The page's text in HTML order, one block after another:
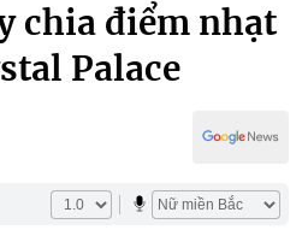
chia điểm nhạt
Palace